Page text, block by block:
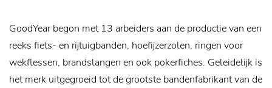
GoodYear begon met 13 arbeiders aan de productie van een
reeks fiets- en rijtuigbanden, hoefijzerzolen, ringen voor
wekflessen, brandslangen en ook pokerfiches. Geleidelijk is
het merk uitgegroeid tot de grootste bandenfabrikant van de